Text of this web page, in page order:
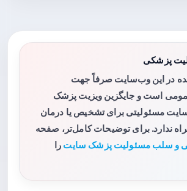
پزشکی
در این وب‌سایت صرفاً جهت
است و جایگزین ویزیت پزشک
مسئولیتی برای تشخیص یا درمان
ندارد. برای توضیحات کامل‌تر، صفحه
و سلب مسئولیت پزشک سایت را